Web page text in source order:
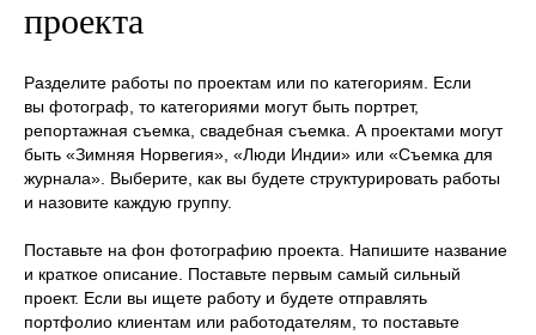
проекта
Разделите работы по проектам или по категориям. Если
вы фотограф, то категориями могут быть портрет,
репортажная съемка, свадебная съемка. А проектами могут
быть «Зимняя Норвегия», «Люди Индии» или «Съемка для
журнала». Выберите, как вы будете структурировать работы
и назовите каждую группу.
Поставьте на фон фотографию проекта. Напишите название
и краткое описание. Поставьте первым самый сильный
проект. Если вы ищете работу и будете отправлять
портфолио клиентам или работодателям, то поставьте